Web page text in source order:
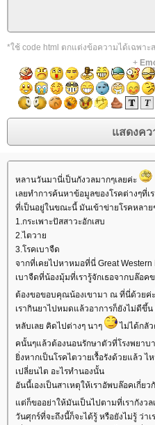
*ใช้ code html ตกแต่งข้อความได้เฉพาะ
+
หลานวันมานี่เป็นกังวลมากๆเลยค่ะ
เลยทำการค้นหาข้อมูลของโรคต่างๆที่เ
ที่เป็นอยู่ในขณะนี้ มันเข้าข่ายโรคหลาย
1.กระเพาะปัสสาวะอักเสบ
2.ไตวา
3.โรคเบาจืด
จากที่เคยไปหาหมอที่นี่ Great Western
เบาจืดที่น้องมุ้มที่เรารู้จักเธอจากบล๊อค
ต้องขอขอบคุณน้องเขามา ณ ที่นี่ด้วยค่ะ
เรากินยาไปหมดแล้วอาการก็ยังไม่ดีขึ้
หลับเลย คิดไปต่างๆ นาๆ
ไม่ได้กลั
คนั้นๆแล้วต้องนอนรักษาตัวที่โรงพยา
งหากเป็นโรคไตวายเรื้อรังด้วยแล้ว ไ
เปลี่ยนไต อะไรทำนองนั้น
อันนี้เองเป็นสาเหตุให้เราอัพบล๊อคเกี่ย
ต่ก็ขออย่าให้มันเป็นไปตามที่เรากังวล
วันศุกร์ที่จะถึงนี้ก็จะได้รู้ หรือยังไม่รู้ ว่าเ